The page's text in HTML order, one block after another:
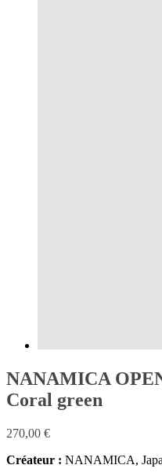
NANAMICA
Coral green
270,00 €
Créateur : NANAMICA,